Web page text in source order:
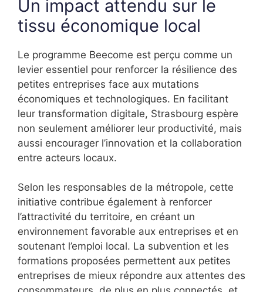
Un impact attendu sur le
tissu économique local
Le programme Beecome est perçu comme un
levier essentiel pour renforcer la résilience des
petites entreprises face aux mutations
économiques et technologiques. En facilitant
leur transformation digitale, Strasbourg espère
non seulement améliorer leur productivité, mais
aussi encourager l’innovation et la collaboration
entre acteurs locaux.
Selon les responsables de la métropole, cette
initiative contribue également à renforcer
l’attractivité du territoire, en créant un
environnement favorable aux entreprises et en
soutenant l’emploi local. La subvention et les
formations proposées permettent aux petites
entreprises de mieux répondre aux attentes des